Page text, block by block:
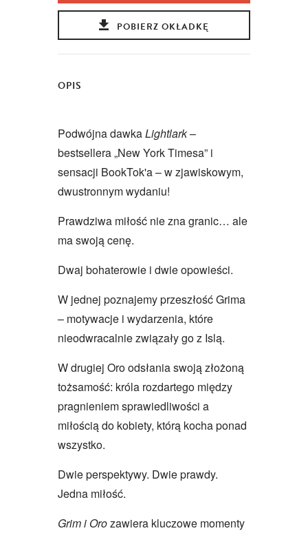
POBIERZ OKŁADKĘ
OPIS
Podwójna dawkaLightlark–
bestsellera „New York Timesa” i
sensacji BookTok'a – w zjawiskowym,
dwustronnym wydaniu!
Prawdziwa miłość nie zna granic… ale
ma swoją cenę.
Dwaj bohaterowie i dwie opowieści.
W jednej poznajemy przeszłość Grima
– motywacje i wydarzenia, które
nieodwracalnie związały go z Islą.
W drugiej Oro odsłania swoją złożoną
tożsamość: króla rozdartego między
pragnieniem sprawiedliwości a
miłością do kobiety, którą kocha ponad
wszystko.
Dwie perspektywy. Dwie prawdy.
Jedna miłość.
Grim i Orozawiera kluczowe momenty